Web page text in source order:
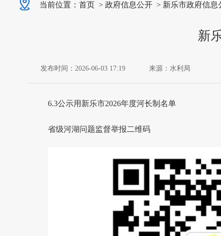
当前位置： 首页 > 政府信息公开 > 新乐市政府信息
新
发布时间：2026-06-03 17:19 来源：水利局
6.3公示用新乐市2026年度河长制名单
省级河湖问题监督举报二维码